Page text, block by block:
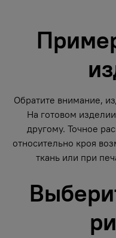
Обратите внимание,
На готовом
другому. Точное
относительно кроя
ткань или при